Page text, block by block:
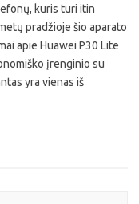
kuris turi itin
pradžioje šio aparato
apie Huawei P30 Lite
įrenginio su
yra vienas iš